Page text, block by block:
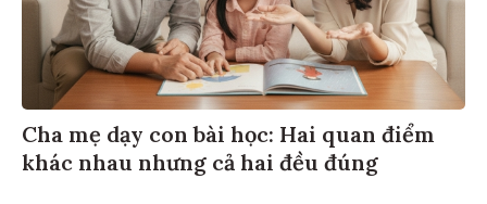
Cha mẹ dạy con bài học: Hai quan điểm
khác nhau nhưng cả hai đều đúng